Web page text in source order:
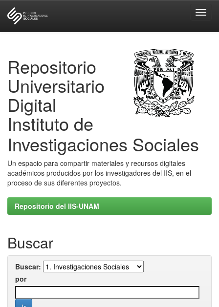
Repositorio
Universitario
Digital
Instituto de
Investigaciones Sociales
Un espacio para compartir materiales y recursos digitales
académicos producidos por los investigadores del IIS, en el
proceso de sus diferentes proyectos.
Repositorio del IIS-UNAM
Buscar
Buscar:
por